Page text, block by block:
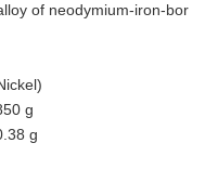
of neodymium-iron-
g
g